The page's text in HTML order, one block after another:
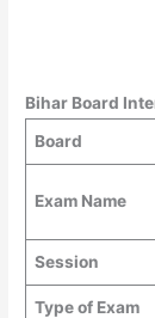
Bihar Board
Board
Exam Name
Session
Type of Exam